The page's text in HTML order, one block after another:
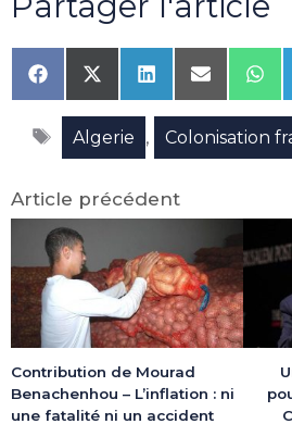
Share
on
Facebook
Share
on
X
(Twitter)
Share
on
LinkedIn
Share
on
Email
on
Étiquettes
Algerie , Colonisation
Article précédent
Contribution de Mourad
Benachenhou – L’inflation : ni
une fatalité ni un accident